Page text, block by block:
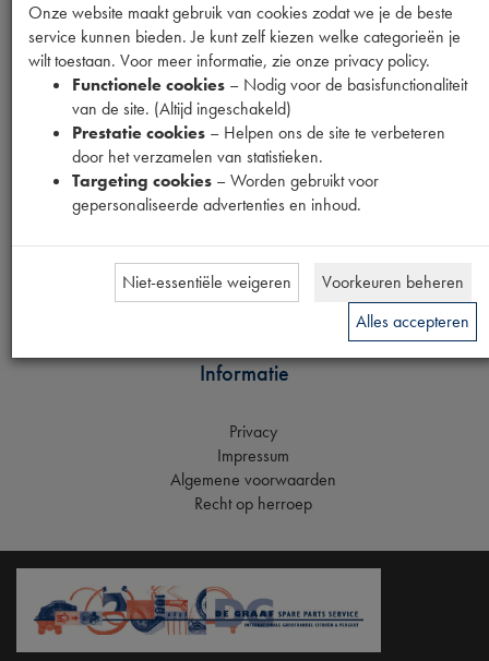
Mijn gegevens
Inloggen
Registreren
Verzending
Betaling
Informatie
Privacy
Impressum
Algemene voorwaarden
Recht op herroep
Onze website maakt gebruik van cookies zodat we je de beste
service kunnen bieden. Je kunt zelf kiezen welke categorieën je
wilt toestaan. Voor meer informatie, zie onze privacy policy.
Functionele cookies – Nodig voor de basisfunctionaliteit
van de site. (Altijd ingeschakeld)
Prestatie cookies – Helpen ons de site te verbeteren
door het verzamelen van statistieken.
Targeting cookies – Worden gebruikt voor
gepersonaliseerde advertenties en inhoud.
Niet-essentiële weigeren
Voorkeuren beheren
Alles accepteren